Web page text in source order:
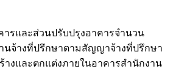
ารและส่วนปรับปรุงอาคารจำนวน
นจ้างที่ปรึกษาตามสัญญาจ้างที่ปรึกษา
างและตกแต่งภายในอาคารสำนักงาน